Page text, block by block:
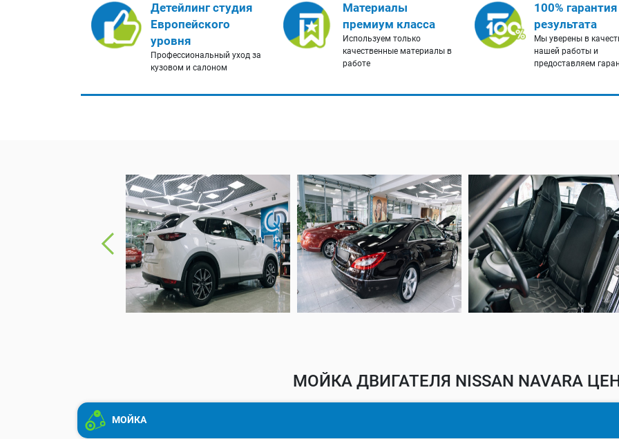
Детейлинг студия
Европейского
уровня
Профессиональный уход за
кузовом и салоном
Материалы
премиум класса
Используем только
качественные материалы в
работе
100% гарантия
результата
Мы уверены в
нашей работы и
предоставляем
МОЙКА ДВИГАТЕЛЯ NISSAN NAVARA
МОЙКА